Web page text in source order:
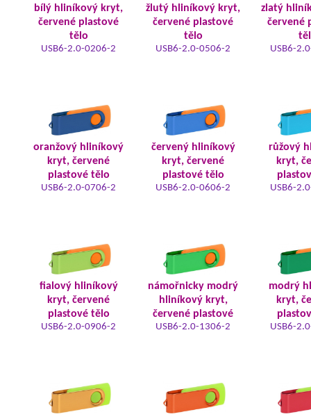
bílý hliníkový kryt,
červené plastové
tělo
USB6-2.0-0206-2
žlutý hliníkový kryt,
červené plastové
tělo
USB6-2.0-0506-2
zlatý
červené
USB6-
oranžový hliníkový
kryt, červené
plastové tělo
USB6-2.0-0706-2
červený hliníkový
kryt, červené
plastové tělo
USB6-2.0-0606-2
růžový
kryt,
USB6-
fialový hliníkový
kryt, červené
plastové tělo
USB6-2.0-0906-2
námořnicky modrý
hliníkový kryt,
červené plastové
USB6-2.0-1306-2
modrý
kryt,
USB6-